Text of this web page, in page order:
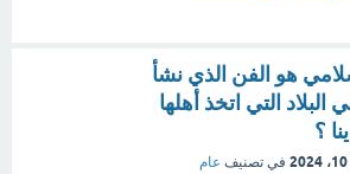
هو الفن الذي نشأ
البلاد التي اتخذ أهلها
؟
في تصنيف عام